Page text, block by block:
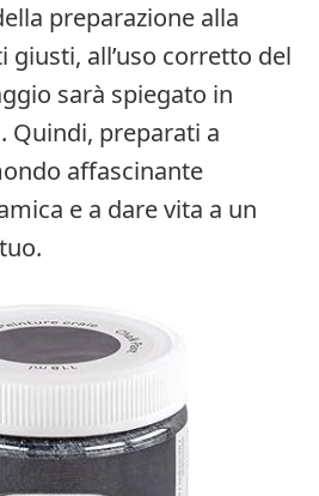
preparazione alla
giusti, all’uso corretto del
sarà spiegato in
Quindi, preparati a
affascinante
e a dare vita a un